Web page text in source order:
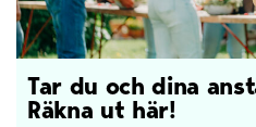
Tar du och dina
Räkna ut här!